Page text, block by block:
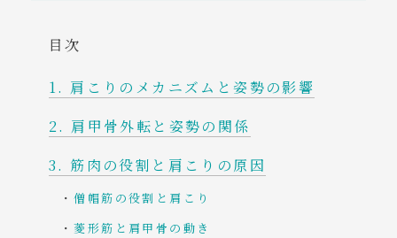
アクセス
tel. 080-7822-7158
目次
肩こりのメカニズムと姿勢の影響
肩甲骨外転と姿勢の関係
筋肉の役割と肩こりの原因
僧帽筋の役割と肩こり
菱形筋と肩甲骨の動き